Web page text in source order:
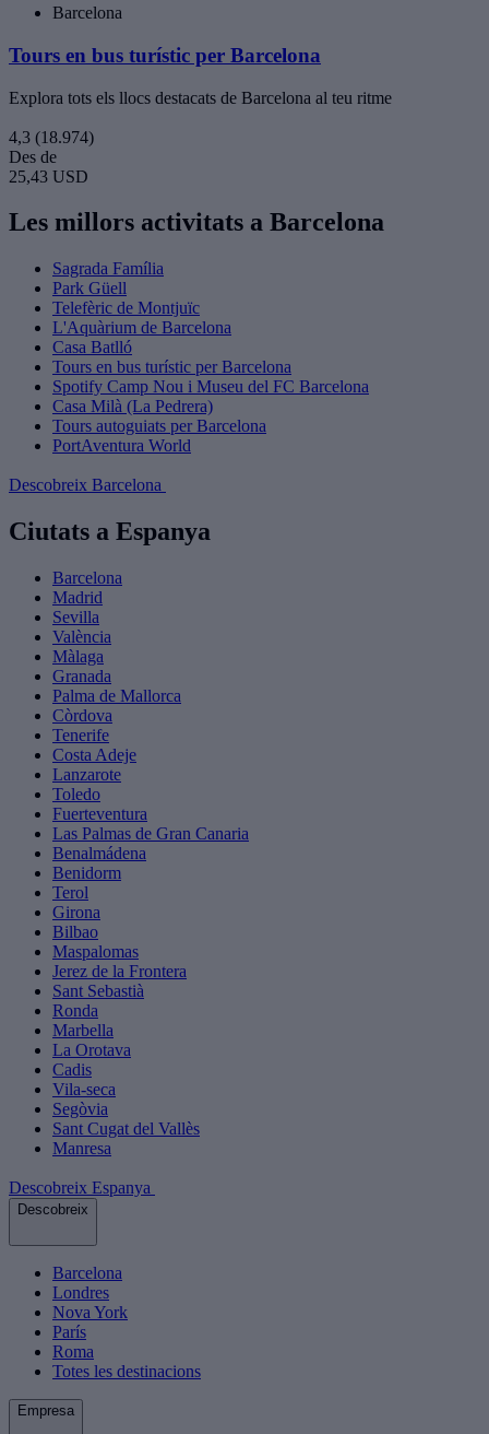
Barcelona
Tours en bus turístic per Barcelona
Explora tots els llocs destacats de Barcelona al teu ritme
4,3 (18.974)
Des de
25,43 USD
Les millors activitats a Barcelona
Sagrada Família
Park Güell
Telefèric de Montjuïc
L'Aquàrium de Barcelona
Casa Batlló
Tours en bus turístic per Barcelona
Spotify Camp Nou i Museu del FC Barcelona
Casa Milà (La Pedrera)
Tours autoguiats per Barcelona
PortAventura World
Descobreix Barcelona
Ciutats a Espanya
Barcelona
Madrid
Sevilla
València
Màlaga
Granada
Palma de Mallorca
Còrdova
Tenerife
Costa Adeje
Lanzarote
Toledo
Fuerteventura
Las Palmas de Gran Canaria
Benalmádena
Benidorm
Terol
Girona
Bilbao
Maspalomas
Jerez de la Frontera
Sant Sebastià
Ronda
Marbella
La Orotava
Cadis
Vila-seca
Segòvia
Sant Cugat del Vallès
Manresa
Descobreix Espanya
Descobreix
Barcelona
Londres
Nova York
París
Roma
Totes les destinacions
Empresa